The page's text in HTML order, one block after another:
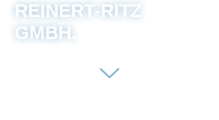
REINERT-RITZ
GMBH.